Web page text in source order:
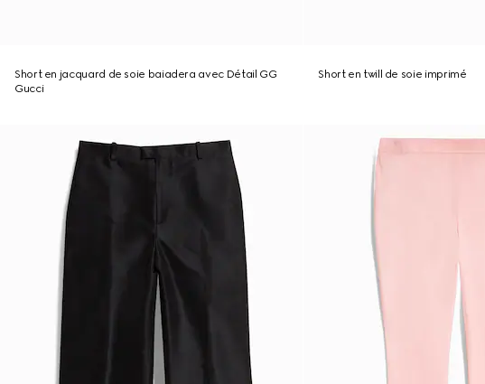
Short en jacquard de soie baiadera avec Détail GG
Gucci
Short en twill de soie imprimé